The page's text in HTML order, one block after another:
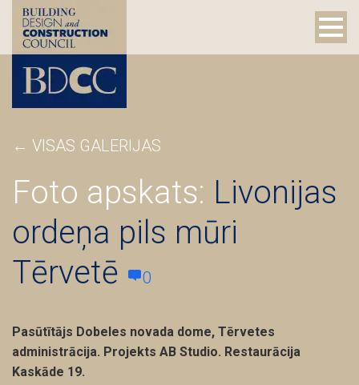
← VISAS GALERIJAS
Foto apskats: Livonijas
ordeņa pils mūri
Tērvetē
0
Pasūtītājs Dobeles novada dome, Tērvetes
administrācija. Projekts AB Studio. Restaurācija
Kaskāde 19.